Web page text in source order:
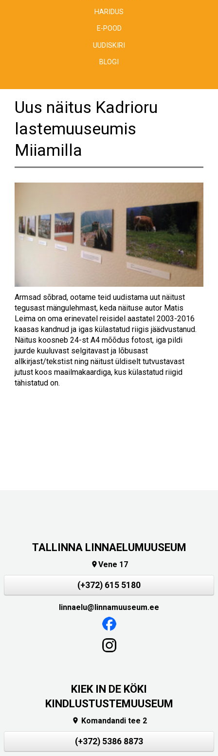
HARIDUS
E-POOD
UUDISKIRI
BLOGI
Uus näitus Kadrioru
lastemuuseumis
Miiamilla
Armsad sõbrad, ootame teid uudistama uut näitust
tegusast mängulehmast, keda näituse autor Matis
Leima on oma erinevatel reisidel aastatel 2003-2016
kaasas kandnud ja igas külastatud riigis jäädvustanud.
Näitus koosneb 24-st A4 mõõdus fotost, iga pildi
juurde kuuluvast selgitavast ja lõbusast
allkirjast/tekstist ning näitust üldiselt tutvustavast
jutust koos maailmakaardiga, kus külastatud riigid
tähistatud on.
TALLINNA LINNAELUMUUSEUM
Vene 17
(+372) 615 5180
linnaelu@linnamuuseum.ee
KIEK IN DE KÖKI
KINDLUSTUSTEMUUSEUM
 Komandandi tee 2
(+372) 5386 8873